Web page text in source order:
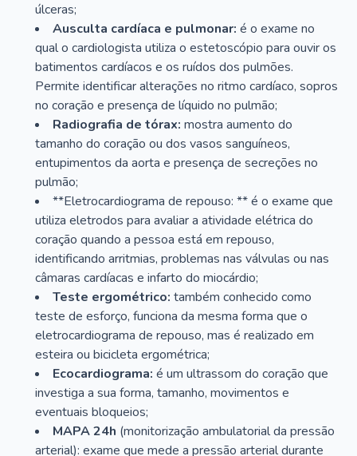
úlceras;
Ausculta cardíaca e pulmonar: é o exame no
qual o cardiologista utiliza o estetoscópio para ouvir os
batimentos cardíacos e os ruídos dos pulmões.
Permite identificar alterações no ritmo cardíaco, sopros
no coração e presença de líquido no pulmão;
Radiografia de tórax: mostra aumento do
tamanho do coração ou dos vasos sanguíneos,
entupimentos da aorta e presença de secreções no
pulmão;
**Eletrocardiograma de repouso: ** é o exame que
utiliza eletrodos para avaliar a atividade elétrica do
coração quando a pessoa está em repouso,
identificando arritmias, problemas nas válvulas ou nas
câmaras cardíacas e infarto do miocárdio;
Teste ergométrico: também conhecido como
teste de esforço, funciona da mesma forma que o
eletrocardiograma de repouso, mas é realizado em
esteira ou bicicleta ergométrica;
Ecocardiograma: é um ultrassom do coração que
investiga a sua forma, tamanho, movimentos e
eventuais bloqueios;
MAPA 24h (monitorização ambulatorial da pressão
arterial): exame que mede a pressão arterial durante